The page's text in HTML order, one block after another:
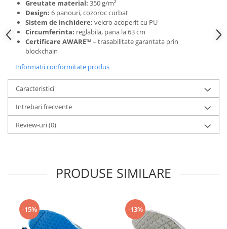
Greutate material: 350 g/m²
Design: 6 panouri, cozoroc curbat
Sistem de inchidere: velcro acoperit cu PU
Circumferinta: reglabila, pana la 63 cm
Certificare AWARE™ – trasabilitate garantata prin
blockchain
Informatii conformitate produs
Caracteristici
Intrebari frecvente
Review-uri(0)
PRODUSE SIMILARE
-15% -13%